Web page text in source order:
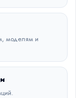
моделям и